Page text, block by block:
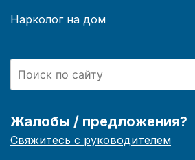
Нарколог на дом
Жалобы / предложения?
Свяжитесь с руководителем